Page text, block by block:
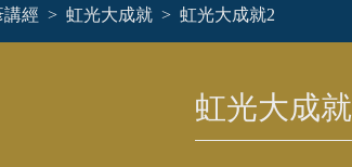
講經 虹光大成就 虹光大成就2
虹光大成就